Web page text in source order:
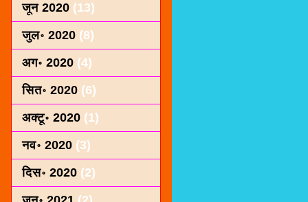
जून 2020 (13)
जुल॰ 2020 (8)
अग॰ 2020 (4)
सित॰ 2020 (6)
अक्टू॰ 2020 (1)
नव॰ 2020 (3)
दिस॰ 2020 (2)